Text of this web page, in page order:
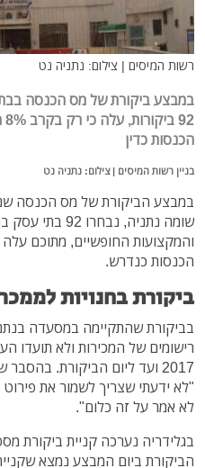
רשות המיסים | צילום: נתניה נט
במבצע ביקורת של מס הכנסה
הכנסות כדין
בניין רשות המיסים | צילום: נתניה נט
במבצע הביקורת של מס הכנסה
שומה נתניה,
הכנסות כנדרש.
ביקורת בחנויות
בביקורת שהתקיימה במסעדה
רישומים של המכירות ולא
2017 ועד ליום הביקורת.
"לא ידעתי שצריך לשמור את
לא אמר על זה כלום".
בגלידריה נערכה קניית ביקורת
הביקורת ביום המבצע נמצא